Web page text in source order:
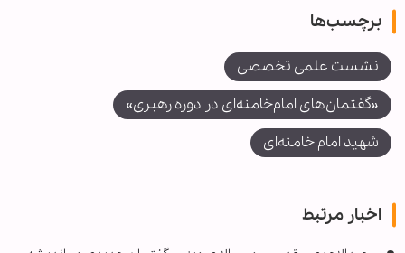
برچسب‌ها
نشست علمی تخصصی
«گفتمان‌های امام‌خامنه‌ای در دوره رهبری»
شهید امام خامنه‌ای
اخبار مرتبط